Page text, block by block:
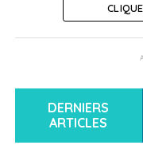
> Informations
Pour les plus de 16
Vendredi 6 mai 2022,
Independance club,
DERNIERS
ARTICLES